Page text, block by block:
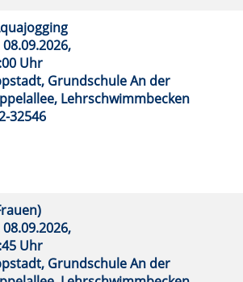
08.09.2026,
Uhr
Grundschule An der
Lehrschwimmbecken
32546
08.09.2026,
Uhr
Grundschule An der